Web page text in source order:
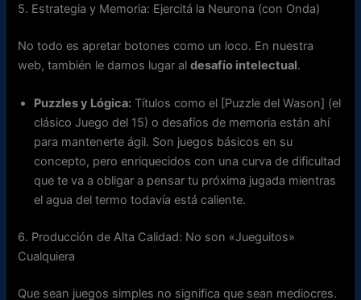
5. Estrategia y Memoria: Ejercitá la Neurona (con Onda)
No todo es apretar botones como un loco. En nuestra
web, también le damos lugar aldesafío intelectual.
Puzzles y Lógica: Títulos como el [Puzzle del Wason] (el
clásico Juego del 15) o desafíos de memoria están ahí
para mantenerte ágil. Son juegos básicos en su
concepto, pero enriquecidos con una curva de dificultad
que te va a obligar a pensar tu próxima jugada mientras
el agua del termo todavía está caliente.
6. Producción de Alta Calidad: No son «Jueguitos»
Cualquiera
Que sean juegos simples no significa que sean mediocres.